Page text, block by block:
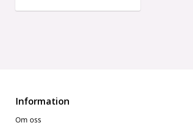
Information
Om oss